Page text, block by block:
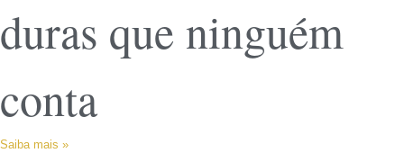
duras que ninguém
conta
Saiba mais »